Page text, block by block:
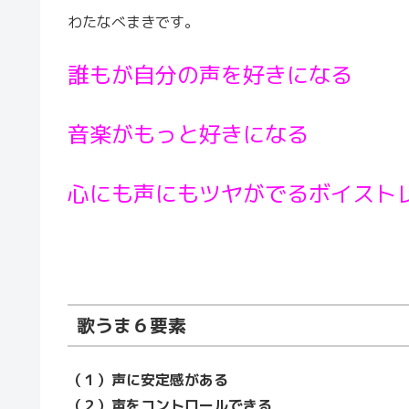
わたなべまきです。
誰もが自分の声を好きになる
音楽がもっと好きになる
心にも声にもツヤがでるボイスト
歌うま６要素
（１）声に安定感がある